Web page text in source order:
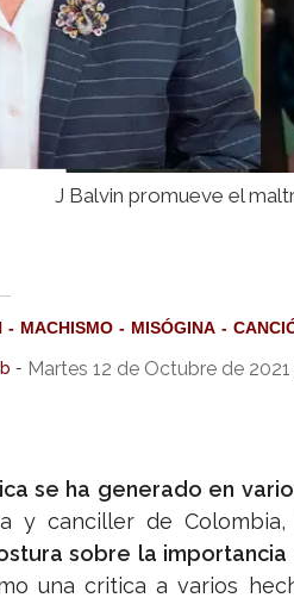
J Balvin promueve el
MACHISMO MISÓGINA
- Martes 12 de Octubre de 2021
se ha generado en
y canciller de Colombia,
sobre la
una critica a varios